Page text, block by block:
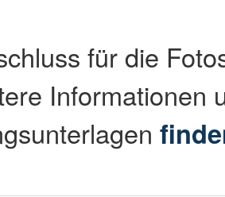
für die
Informationen